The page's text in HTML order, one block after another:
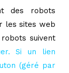
des robots
les sites web
suivent
Si un lien
(géré par